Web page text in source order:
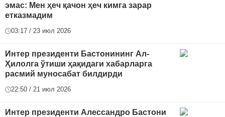
эмас: Мен ҳеч қачон ҳеч кимга зарар
етказмадим
03:17 / 23 июл 2026
Интер президенти Бастонининг Ал-
Ҳилолга ўтиши ҳақидаги хабарларга
расмий муносабат билдирди
22:50 / 21 июл 2026
Интер президенти Алессандро Бастони